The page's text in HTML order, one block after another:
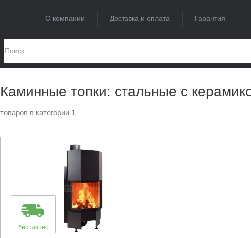
О компании Доставка и оплата Гарантия
Каминные топки: стальные с
товаров в категории 1
бесплатно